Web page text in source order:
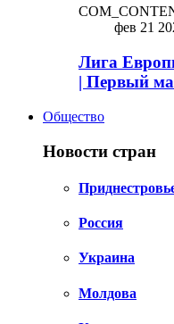
фев 21
Лига
| Первый
Общество
Новости стран
Россия
Украина
Молдова